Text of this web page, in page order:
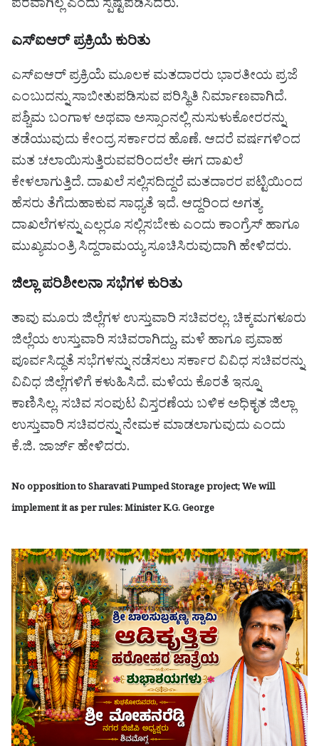
ಪರವಾಗಿಲ್ಲ ಎಂದು ಸ್ಪಷ್ಟಪಡಿಸಿದರು.
ಎಸ್‌ಐಆರ್ ಪ್ರಕ್ರಿಯೆ ಕುರಿತು
ಎಸ್‌ಐಆರ್ ಪ್ರಕ್ರಿಯೆ ಮೂಲಕ ಮತದಾರರು ಭಾರತೀಯ ಪ್ರಜೆ
ಎಂಬುದನ್ನು ಸಾಬೀತುಪಡಿಸುವ ಪರಿಸ್ಥಿತಿ ನಿರ್ಮಾಣವಾಗಿದೆ.
ಪಶ್ಚಿಮ ಬಂಗಾಳ ಅಥವಾ ಅಸ್ಸಾಂನಲ್ಲಿ ನುಸುಳುಕೋರರನ್ನು
ತಡೆಯುವುದು ಕೇಂದ್ರ ಸರ್ಕಾರದ ಹೊಣೆ. ಆದರೆ ವರ್ಷಗಳಿಂದ
ಮತ ಚಲಾಯಿಸುತ್ತಿರುವವರಿಂದಲೇ ಈಗ ದಾಖಲೆ
ಕೇಳಲಾಗುತ್ತಿದೆ. ದಾಖಲೆ ಸಲ್ಲಿಸದಿದ್ದರೆ ಮತದಾರರ ಪಟ್ಟಿಯಿಂದ
ಹೆಸರು ತೆಗೆದುಹಾಕುವ ಸಾಧ್ಯತೆ ಇದೆ. ಆದ್ದರಿಂದ ಅಗತ್ಯ
ದಾಖಲೆಗಳನ್ನು ಎಲ್ಲರೂ ಸಲ್ಲಿಸಬೇಕು ಎಂದು ಕಾಂಗ್ರೆಸ್ ಹಾಗೂ
ಮುಖ್ಯಮಂತ್ರಿ ಸಿದ್ದರಾಮಯ್ಯ ಸೂಚಿಸಿರುವುದಾಗಿ ಹೇಳಿದರು.
ಜಿಲ್ಲಾ ಪರಿಶೀಲನಾ ಸಭೆಗಳ ಕುರಿತು
ತಾವು ಮೂರು ಜಿಲ್ಲೆಗಳ ಉಸ್ತುವಾರಿ ಸಚಿವರಲ್ಲ. ಚಿಕ್ಕಮಗಳೂರು
ಜಿಲ್ಲೆಯ ಉಸ್ತುವಾರಿ ಸಚಿವರಾಗಿದ್ದು, ಮಳೆ ಹಾಗೂ ಪ್ರವಾಹ
ಪೂರ್ವಸಿದ್ಧತೆ ಸಭೆಗಳನ್ನು ನಡೆಸಲು ಸರ್ಕಾರ ವಿವಿಧ ಸಚಿವರನ್ನು
ವಿವಿಧ ಜಿಲ್ಲೆಗಳಿಗೆ ಕಳುಹಿಸಿದೆ. ಮಳೆಯ ಕೊರತೆ ಇನ್ನೂ
ಕಾಣಿಸಿಲ್ಲ. ಸಚಿವ ಸಂಪುಟ ವಿಸ್ತರಣೆಯ ಬಳಿಕ ಅಧಿಕೃತ ಜಿಲ್ಲಾ
ಉಸ್ತುವಾರಿ ಸಚಿವರನ್ನು ನೇಮಕ ಮಾಡಲಾಗುವುದು ಎಂದು
ಕೆ.ಜಿ. ಜಾರ್ಜ್ ಹೇಳಿದರು.
No opposition to Sharavati Pumped Storage project; We will
implement it as per rules: Minister K.G. George